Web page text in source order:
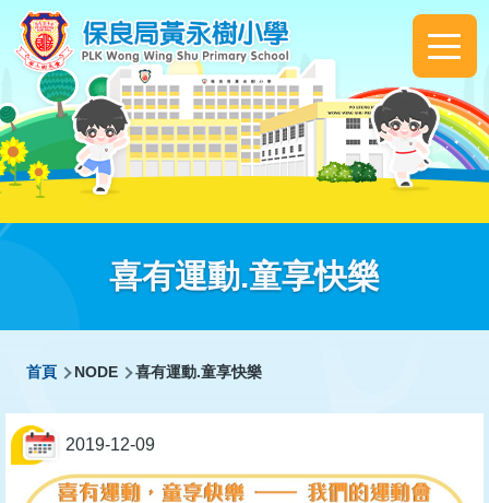
移至主內容
Main
navigation
喜有運動.童享快樂
導
航
連
首頁 NODE 喜有運動.童享快樂
2019-12-09